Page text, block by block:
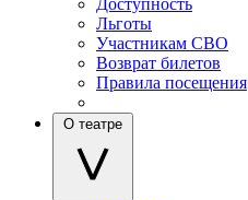
Доступность
Льготы
Участникам СВО
Возврат билетов
Правила посещения
О театре